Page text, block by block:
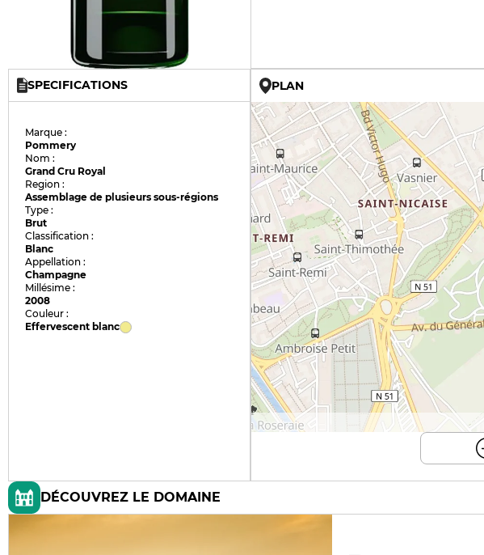
SPECIFICATIONS
Marque :
Pommery
Nom :
Grand Cru Royal
Region :
Assemblage de plusieurs sous-régions
Type :
Brut
Classification :
Blanc
Appellation :
Champagne
Millésime :
2008
Couleur :
Effervescent blanc
PLAN
DÉCOUVREZ LE DOMAINE